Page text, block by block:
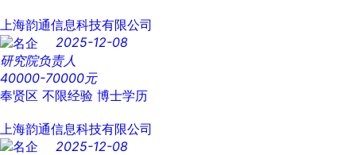
上海韵通信息科技有限公司
2025-12-08
研究院负责人
40000-70000元
奉贤区 不限经验 博士学历
上海韵通信息科技有限公司
2025-12-08